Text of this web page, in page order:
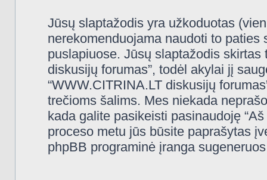
Jūsų slaptažodis yra užkoduotas
nerekomenduojama naudoti to
puslapiuose. Jūsų slaptažodis
diskusijų forumas”, todėl akylai jį
“WWW.CITRINA.LT diskusijų
trečioms šalims. Mes niekada
kada galite pasikeisti pasinaudoję
proceso metu jūs būsite paprašytas
phpBB programinė įranga